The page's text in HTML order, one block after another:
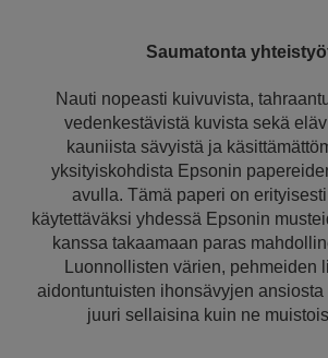
Saumatonta
Nauti nopeasti kuivuvista,
vedenkestävistä kuvista sekä
kauniista sävyistä ja
yksityiskohdista Epsonin
avulla. Tämä paperi on
käytettäväksi yhdessä Epsonin
kanssa takaamaan paras
Luonnollisten värien, pehmeiden
aidontuntuisten ihonsävyjen ansiosta
juuri sellaisina kuin ne